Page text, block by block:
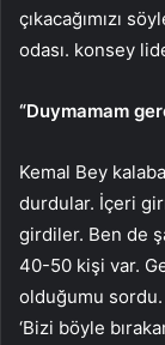
çıkacağımızı
odası. konsey
“Duymamam
Kemal Bey
durdular. İçeri
girdiler. Ben de
40-50 kişi var.
olduğumu sordu.
‘Bizi böyle